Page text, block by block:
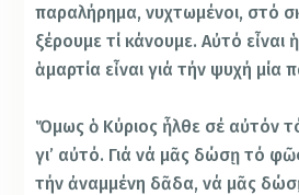
παραλήρημα, νυχτωμένοι, στό
ξέρουμε τί κάνουμε. Αὐτό εἶναι
ἁμαρτία εἶναι γιά τήν ψυχή μία
Ὅμως ὁ Κύριος ἦλθε σέ αὐτόν
γι’ αὐτό. Γιά νά μᾶς δώσῃ τό
τήν ἀναμμένη δᾶδα, νά μᾶς